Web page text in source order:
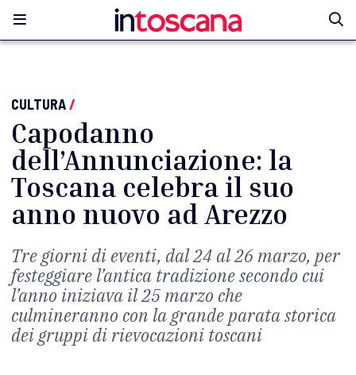
CULTURA/
Capodanno
dell’Annunciazione: la
Toscana celebra il suo
anno nuovo ad Arezzo
Tre giorni di eventi, dal 24 al 26 marzo, per
festeggiare l’antica tradizione secondo cui
l’anno iniziava il 25 marzo che
culmineranno con la grande parata storica
dei gruppi di rievocazioni toscani